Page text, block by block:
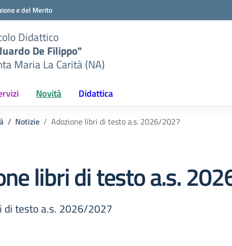
e del Merito
Didattico
De Filippo"
Maria La Carità (NA)
Novità Didattica
Notizie Adozione libri di testo a.s. 2026/2027
libri di testo a.s.
di testo a.s. 2026/2027